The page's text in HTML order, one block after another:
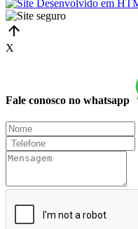
X
Fale conosco no whatsapp